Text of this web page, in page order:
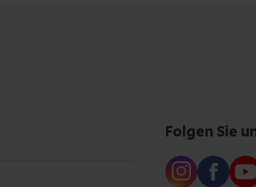
Folgen Sie